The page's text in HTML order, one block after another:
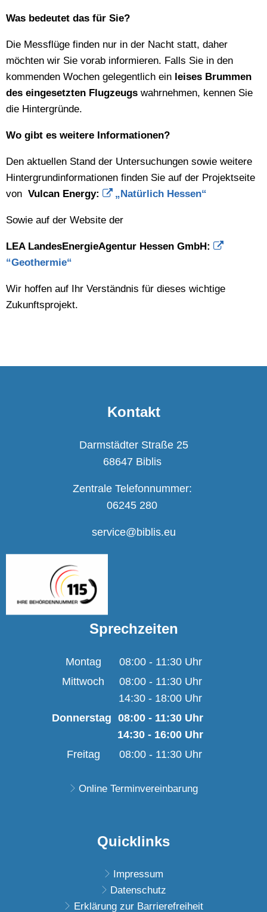
Was bedeutet das für Sie?
Die Messflüge finden nur in der Nacht statt, daher
möchten wir Sie vorab informieren. Falls Sie in den
kommenden Wochen gelegentlich ein leises Brummen
des eingesetzten Flugzeugs wahrnehmen, kennen Sie
die Hintergründe.
Wo gibt es weitere Informationen?
Den aktuellen Stand der Untersuchungen sowie weitere
Hintergrundinformationen finden Sie auf der Projektseite
von Vulcan Energy: „Natürlich Hessen“
Sowie auf der Website der
LEA LandesEnergieAgentur Hessen GmbH:
“Geothermie“
Wir hoffen auf Ihr Verständnis für dieses wichtige
Zukunftsprojekt.
Kontakt
Darmstädter Straße 25
68647 Biblis
Zentrale Telefonnummer:
06245 280
service@biblis.eu
Sprechzeiten
Montag 08:00- 11:30Uhr
Von 08:00 bis 11:30
Mittwoch 08:00- 11:30Uhr
Von 08:00 bis 11:30
14:30 - 18:00 Uhr
Von 14:30 bis 18:00
Donnerstag 08:00- 11:30Uhr
Von 08:00 bis 11:30
14:30 - 16:00 Uhr
Von 14:30 bis 16:00
Freitag 08:00- 11:30Uhr
Online Terminvereinbarung
Quicklinks
Impressum
Datenschutz
Erklärung zur Barrierefreiheit